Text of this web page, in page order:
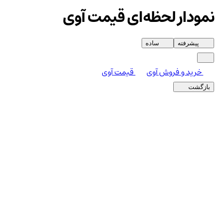
نمودار لحظه‌ای قیمت آوی
پیشرفته ساده
خرید و فروش آوی قیمت آوی
بازگشت